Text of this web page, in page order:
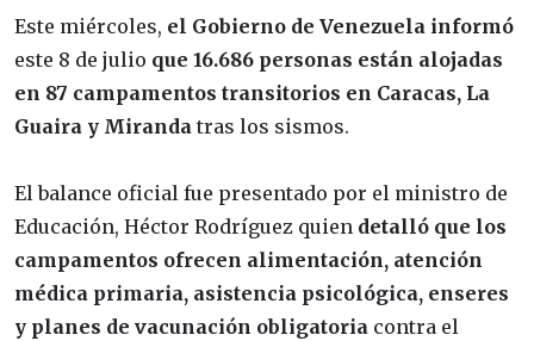
Este miércoles, el Gobierno de Venezuela informó
este 8 de julio que 16.686 personas están alojadas
en 87 campamentos transitorios en Caracas, La
Guaira y Miranda tras los sismos.
El balance oficial fue presentado por el ministro de
Educación, Héctor Rodríguez quien detalló que los
campamentos ofrecen alimentación, atención
médica primaria, asistencia psicológica, enseres
y planes de vacunación obligatoria contra el